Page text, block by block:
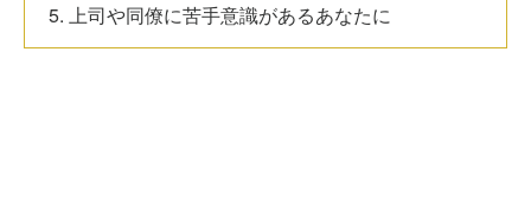
5. 上司や同僚に苦手意識があるあなたに